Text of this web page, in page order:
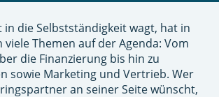
die Selbstständigkeit wagt, hat in
viele Themen auf der Agenda: Vom
die Finanzierung bis hin zu
sowie Marketing und Vertrieb. Wer
an seiner Seite wünscht,